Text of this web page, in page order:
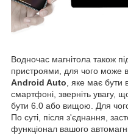
Водночас магнітола також
пристроями, для чого може
Android Auto, яке має бути
смартфоні, зверніть увагу,
бути 6.0 або вищою. Для
По суті, після з'єднання,
функціонал вашого